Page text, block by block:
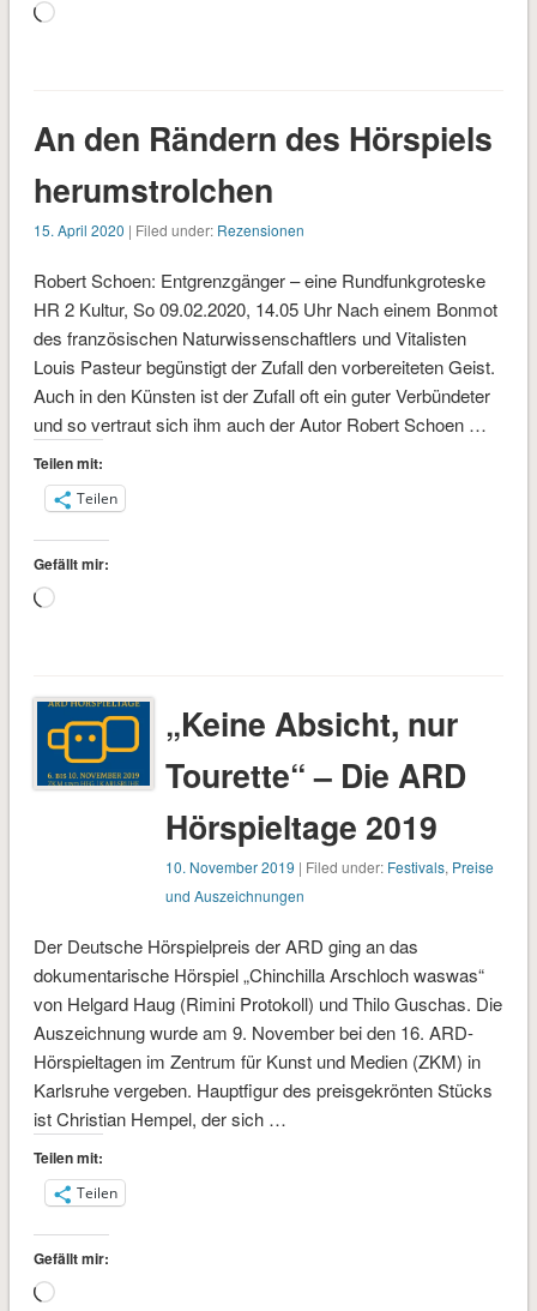
Wird
An den Rändern des Hörspiels
herumstrolchen
15. April 2020 | Filed under: Rezensionen
Robert Schoen: Entgrenzgänger – eine Rundfunkgroteske
HR 2 Kultur, So 09.02.2020, 14.05 Uhr Nach einem Bonmot
des französischen Naturwissenschaftlers und Vitalisten
Louis Pasteur begünstigt der Zufall den vorbereiteten Geist.
Auch in den Künsten ist der Zufall oft ein guter Verbündeter
und so vertraut sich ihm auch der Autor Robert Schoen …
Teilen mit:
Teilen
Gefällt mir:
Wird
„Keine Absicht, nur
Tourette“ – Die ARD
Hörspieltage 2019
10. November 2019 | Filed under: Festivals, Preise
und Auszeichnungen
Der Deutsche Hörspielpreis der ARD ging an das
dokumentarische Hörspiel „Chinchilla Arschloch waswas“
von Helgard Haug (Rimini Protokoll) und Thilo Guschas. Die
Auszeichnung wurde am 9. November bei den 16. ARD-
Hörspieltagen im Zentrum für Kunst und Medien (ZKM) in
Karlsruhe vergeben. Hauptfigur des preisgekrönten Stücks
ist Christian Hempel, der sich …
Teilen mit:
Teilen
Gefällt mir:
Wird